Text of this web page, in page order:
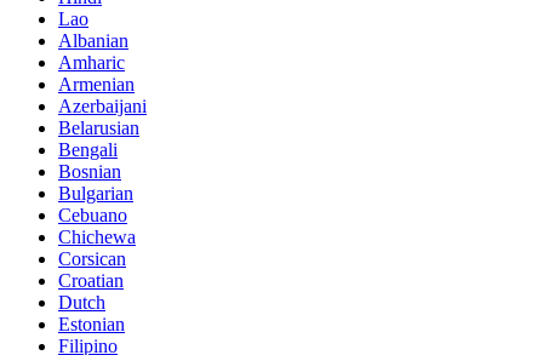
Lao
Albanian
Amharic
Armenian
Azerbaijani
Belarusian
Bengali
Bosnian
Bulgarian
Cebuano
Chichewa
Corsican
Croatian
Dutch
Estonian
Filipino